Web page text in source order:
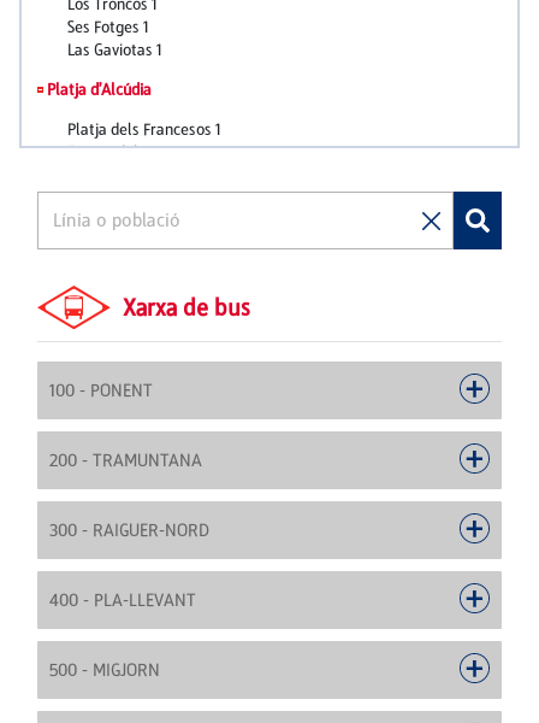
Xarxa de bus
100 - PONENT
200 - TRAMUNTANA
300 - RAIGUER-NORD
400 - PLA-LLEVANT
500 - MIGJORN